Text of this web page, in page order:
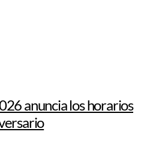
anuncia los horarios